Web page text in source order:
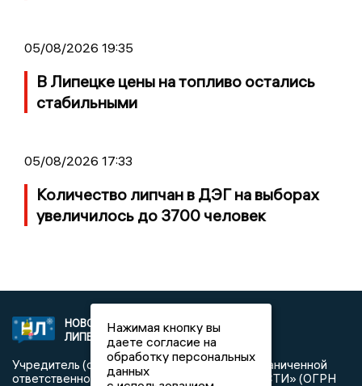
05/08/2026 19:35
В Липецке цены на топливо остались
стабильными
05/08/2026 17:33
Количество липчан в ДЭГ на выборах
увеличилось до 3700 человек
НОВОСТИ
ЛИПЕЦКА
2021 © NEWSLIPETSK.RU | СИ
«Новости Липецка»
Учредитель (соучредители): Общество с ограниченной
ответственностью «РЕГИОНАЛЬНЫЕ НОВОСТИ» (ОГРН
Нажимая кнопку вы
даете согласие на
обработку персональных
данных